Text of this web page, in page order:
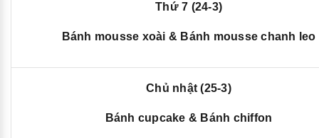
Thứ 7 (24-3)
Bánh mousse xoài & Bánh mousse chanh leo
Chủ nhật (25-3)
Bánh cupcake & Bánh chiffon